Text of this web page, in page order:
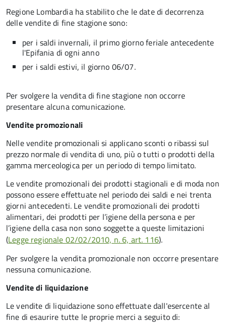
Regione Lombardia ha stabilito che le date di decorrenza
delle vendite di fine stagione sono:
per i saldi invernali, il primo giorno feriale antecedente
l'Epifania di ogni anno
per i saldi estivi, il giorno 06/07.
Per svolgere la vendita di fine stagione non occorre
presentare alcuna comunicazione.
Vendite promozionali
Nelle vendite promozionali si applicano sconti o ribassi sul
prezzo normale di vendita di uno, più o tutti o prodotti della
gamma merceologica per un periodo di tempo limitato.
Le vendite promozionali dei prodotti stagionali e di moda non
possono essere effettuate nel periodo dei saldi e nei trenta
giorni antecedenti. Le vendite promozionali dei prodotti
alimentari, dei prodotti per l’igiene della persona e per
l’igiene della casa non sono soggette a queste limitazioni
(Legge regionale 02/02/2010, n. 6, art. 116).
Per svolgere la vendita promozionale non occorre presentare
nessuna comunicazione.
Vendite di liquidazione
Le vendite di liquidazione sono effettuate dall'esercente al
fine di esaurire tutte le proprie merci a seguito di: